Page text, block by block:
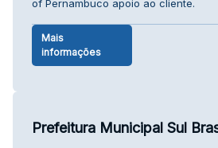
of Pernambuco apoio ao cliente.
Mais
informações
Prefeitura Municipal Sul